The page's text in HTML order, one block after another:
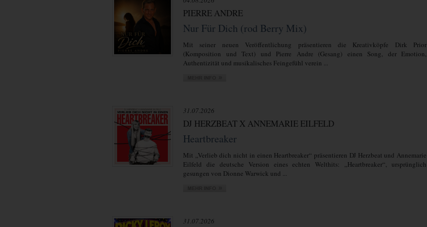
PIERRE ANDRE
Nur Für Dich (rod Berry Mix)
Mit seiner neuen Veröffentlichung präsentieren die Kreativköpfe Dirk Prior
(Komposition und Text) und Pierre Andre (Gesang) einen Song, der Emotion,
Authentizität und musikalisches Feingefühl verein ...
31.07.2026
DJ HERZBEAT X ANNEMARIE EILFELD
Heartbreaker
Mit „Verlieb dich nicht in einen Heartbreaker“ präsentieren DJ Herzbeat und Annemarie
Eilfeld die deutsche Version eines echten Welthits: „Heartbreaker“, ursprünglich
gesungen von Dionne Warwick und ...
31.07.2026